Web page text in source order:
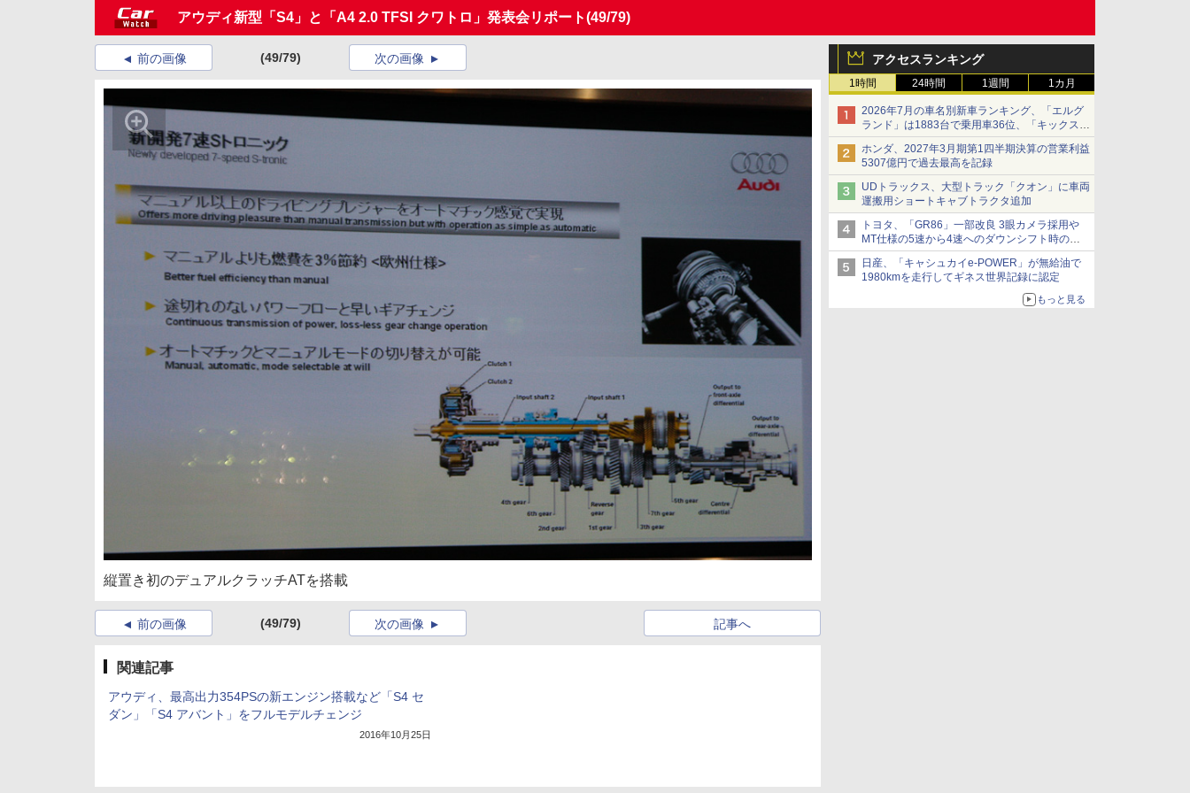
アウディ新型「S4」と「A4 2.0 TFSI クワトロ」発表会リポート(49/79)
アクセスランキング
1時間 24時間 1週間 1カ月
2026年7月の車名別新車ランキング、「エルグ
ランド」は1883台で乗用車36位、「キックス」
は2591台で27位に
ホンダ、2027年3月期第1四半期決算の営業利益
5307億円で過去最高を記録
UDトラックス、大型トラック「クオン」に車両
運搬用ショートキャブトラクタ追加
トヨタ、「GR86」一部改良 3眼カメラ採用や
MT仕様の5速から4速へのダウンシフト時の操
作性向上など
日産、「キャシュカイe-POWER」が無給油で
1980kmを走行してギネス世界記録に認定
もっと見る
前の画像 (49/79) 次の画像
縦置き初のデュアルクラッチATを搭載
前の画像 (49/79) 記事へ
次の画像
関連記事
アウディ、最高出力354PSの新エンジン搭載など「S4 セ
ダン」「S4 アバント」をフルモデルチェンジ
2016年10月25日